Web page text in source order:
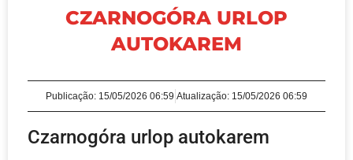
CZARNOGÓRA URLOP
AUTOKAREM
Publicação: 15/05/2026 06:59 Atualização: 15/05/2026 06:59
Czarnogóra urlop autokarem